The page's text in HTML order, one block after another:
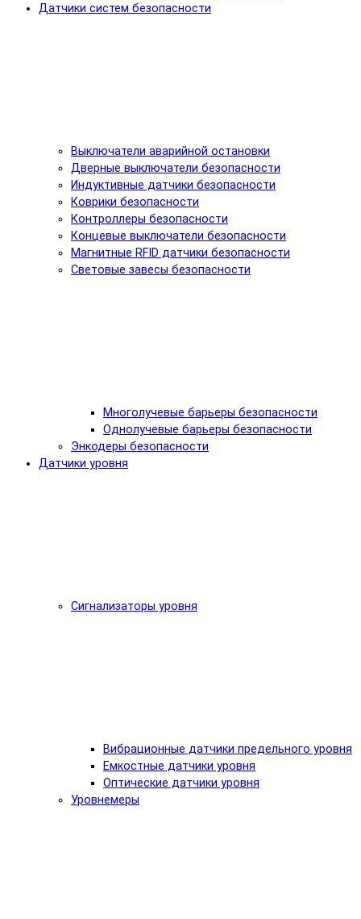
Датчики систем безопасности
Выключатели аварийной остановки
Дверные выключатели безопасности
Индуктивные датчики безопасности
Коврики безопасности
Контроллеры безопасности
Концевые выключатели безопасности
Магнитные RFID датчики безопасности
Световые завесы безопасности
Многолучевые барьеры безопасности
Однолучевые барьеры безопасности
Энкодеры безопасности
Датчики уровня
Сигнализаторы уровня
Вибрационные датчики предельного уровня
Емкостные датчики уровня
Оптические датчики уровня
Уровнемеры